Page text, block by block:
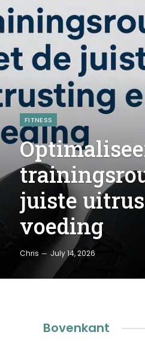
FITNESS
juiste
voeding
Chris July 14, 2026
Bovenkant